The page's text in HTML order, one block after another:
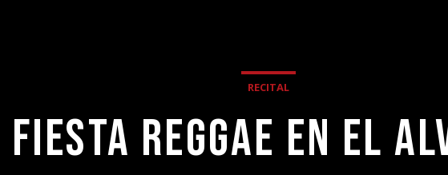
RECITAL
FIESTA REGGAE EN EL